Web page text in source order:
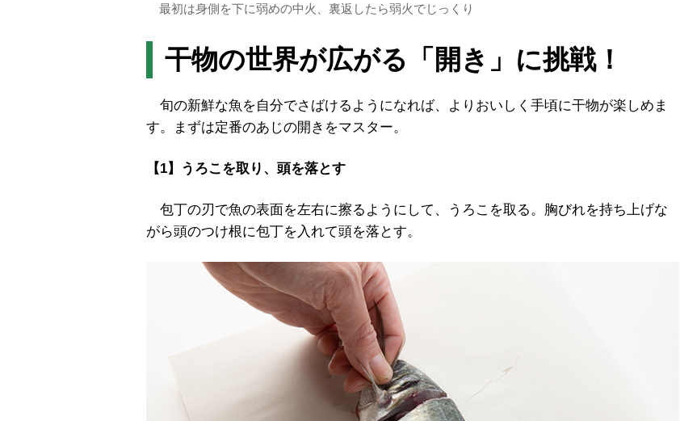
最初は身側を下に弱めの中火、裏返したら弱火でじっくり
干物の世界が広がる「開き」に挑戦！
旬の新鮮な魚を自分でさばけるようになれば、よりおいしく手頃に干物が楽しめま
す。まずは定番のあじの開きをマスター。
【1】うろこを取り、頭を落とす
包丁の刃で魚の表面を左右に擦るようにして、うろこを取る。胸びれを持ち上げな
がら頭のつけ根に包丁を入れて頭を落とす。